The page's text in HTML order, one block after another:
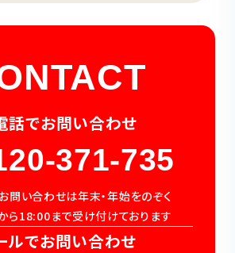
話でお問い合わせ
371-735
問い合わせは年末・年始をのぞく
ら18:00まで受け付けております
ルでお問い合わせ